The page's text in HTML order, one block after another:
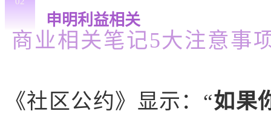
申明利益相关
商业相关笔记5大注意事
《社区公约》显示：“如果